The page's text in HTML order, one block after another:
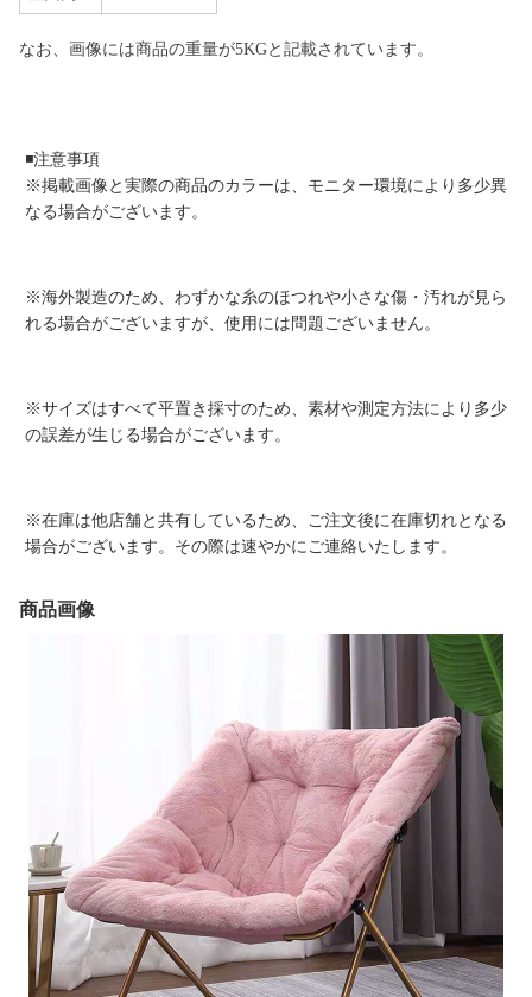
なお、画像には商品の重量が5KGと記載されています。
◾️注意事項
※掲載画像と実際の商品のカラーは、モニター環境により多少異
なる場合がございます。
※海外製造のため、わずかな糸のほつれや小さな傷・汚れが見ら
れる場合がございますが、使用には問題ございません。
※サイズはすべて平置き採寸のため、素材や測定方法により多少
の誤差が生じる場合がございます。
※在庫は他店舗と共有しているため、ご注文後に在庫切れとなる
場合がございます。その際は速やかにご連絡いたします。
商品画像